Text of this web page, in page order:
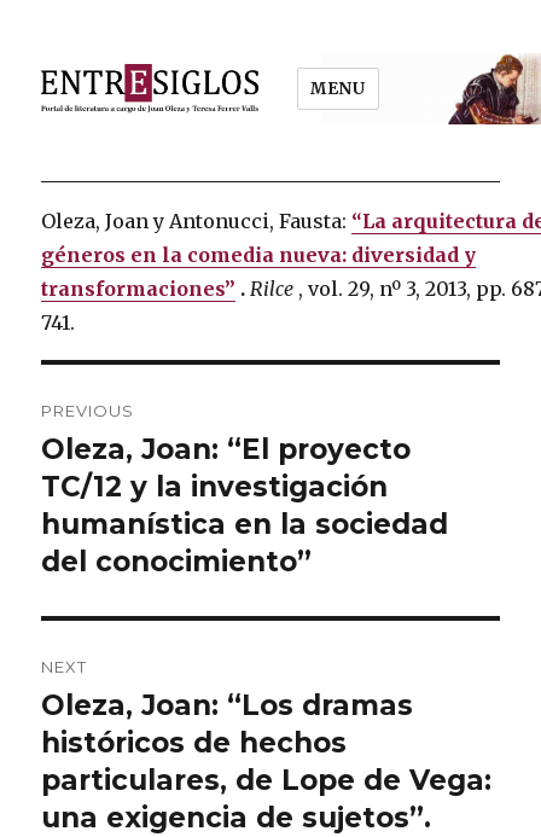
MENU
Oleza, Joan y Antonucci, Fausta: “La arquitectura
géneros en la comedia nueva: diversidad y
transformaciones” . Rilce , vol.29, nº 3, 2013, pp.
741.
navigation
PREVIOUS
Previous
post:
Oleza, Joan: “El proyecto
TC/12 y la investigación
humanística en la sociedad
del conocimiento”
NEXT
Next
post:
Oleza, Joan: “Los dramas
históricos de hechos
particulares, de Lope de Vega:
una exigencia de sujetos”.